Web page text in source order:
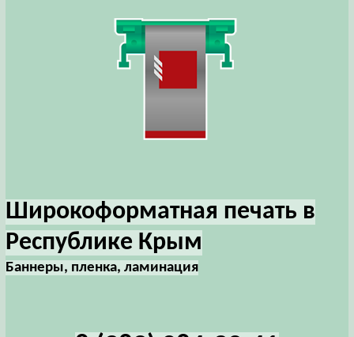
Широкоформатная печать в
Республике Крым
Баннеры, пленка, ламинация